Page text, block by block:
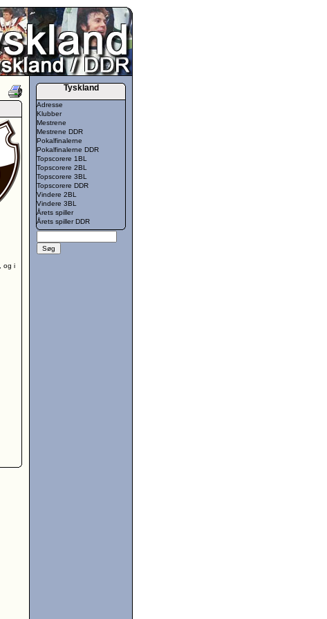
, og i
Tyskland
Adresse
Klubber
Mestrene
Mestrene DDR
Pokalfinalerne
Pokalfinalerne DDR
Topscorere 1BL
Topscorere 2BL
Topscorere 3BL
Topscorere DDR
Vindere 2BL
Vindere 3BL
Årets spiller
Årets spiller DDR